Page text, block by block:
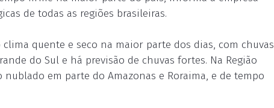
de todas as regiões brasileiras.
quente e seco na maior parte dos dias, com chuvas
do Sul e há previsão de chuvas fortes. Na Região
em parte do Amazonas e Roraima, e de tempo